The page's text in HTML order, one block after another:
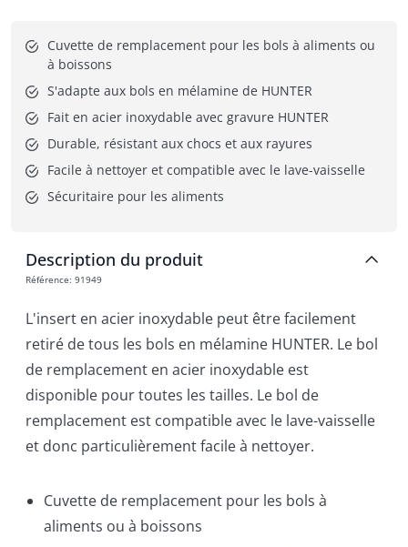
Cuvette de remplacement pour les bols à aliments ou
à boissons
S'adapte aux bols en mélamine de HUNTER
Fait en acier inoxydable avec gravure HUNTER
Durable, résistant aux chocs et aux rayures
Facile à nettoyer et compatible avec le lave-vaisselle
Sécuritaire pour les aliments
Description du produit
Référence: 91949
L'insert en acier inoxydable peut être facilement
retiré de tous les bols en mélamine HUNTER. Le bol
de remplacement en acier inoxydable est
disponible pour toutes les tailles. Le bol de
remplacement est compatible avec le lave-vaisselle
et donc particulièrement facile à nettoyer.
Cuvette de remplacement pour les bols à
aliments ou à boissons